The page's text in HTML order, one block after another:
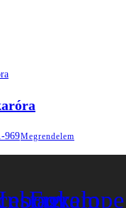
969Megrendelem
Envelope